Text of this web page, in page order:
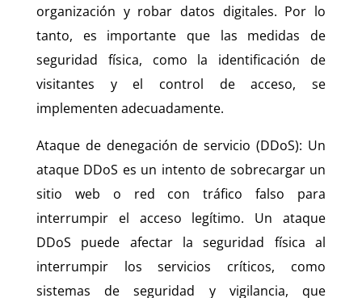
organización y robar datos digitales. Por lo
tanto, es importante que las medidas de
seguridad física, como la identificación de
visitantes y el control de acceso, se
implementen adecuadamente.
Ataque de denegación de servicio (DDoS): Un
ataque DDoS es un intento de sobrecargar un
sitio web o red con tráfico falso para
interrumpir el acceso legítimo. Un ataque
DDoS puede afectar la seguridad física al
interrumpir los servicios críticos, como
sistemas de seguridad y vigilancia, que